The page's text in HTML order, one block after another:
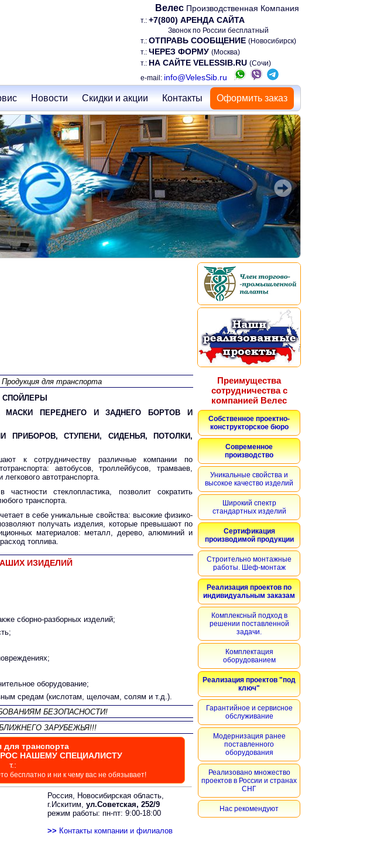
Велес Производственная Компания
т.: +7(800) АРЕНДА САЙТА
Звонок по России бесплатный
т.: ОТПРАВЬ СООБЩЕНИЕ (Новосибирск)
т.: ЧЕРЕЗ ФОРМУ (Москва)
т.: НА САЙТЕ VELESSIB.RU (Сочи)
e-mail: info@VelesSib.ru
Новости Скидки и акции Контакты Оформить заказ
для транспорта
СПОЙЛЕРЫ
МАСКИ ПЕРЕДНЕГО И ЗАДНЕГО БОРТОВ И
ПРИБОРОВ, СТУПЕНИ, СИДЕНЬЯ, ПОТОЛКИ,
к сотрудничеству различные компании по
автобусов, троллейбусов, трамваев,
автотранспорта.
стеклопластика, позволит сократить
транспорта.
в себе уникальные свойства: высокие физико-
получать изделия, которые превышают по
материалов: металл, дерево, алюминий и
топлива.
ИЗИДЕЛИЙ
сборно-разборных изделий;
оборудование;
средам (кислотам, щелочам, солям и т.д.).
БЕЗОПАСНОСТИ!
ЗАРУБЕЖЬЯ!!!
для транспорта
НАШЕМУ СПЕЦИАЛИСТУ
т.:
бесплатно и ни к чему вас не обязывает!
Россия, Новосибирская область,
г.Искитим,ул.Советская, 252/9
режим работы: пн-пт: 9:00-18:00
>> Контакты компании и филиалов
Преимущества
сотрудничества с
компанией Велес
Собственное проектно-
конструкторское бюро
Современное
производство
Уникальные свойства и
высокое качество изделий
Широкий спектр
стандартных изделий
Сертификация
производимой продукции
Строительно монтажные
работы. Шеф-монтаж
Реализация проектов по
индивидуальным заказам
Комплексный подход в
решении поставленной
задачи.
Комплектация
оборудованием
Реализация проектов "под
ключ"
Гарантийное и сервисное
обслуживание
Модернизация ранее
поставленного
оборудования
Реализовано множество
проектов в России и странах
СНГ
Нас рекомендуют